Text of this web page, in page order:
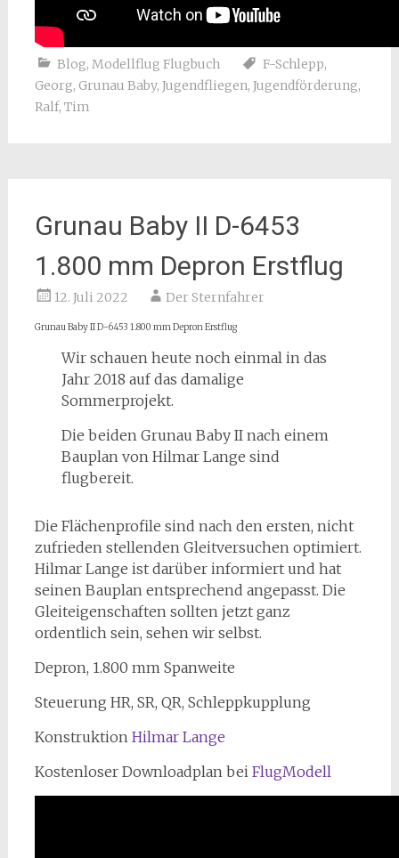
Blog, Modellflug Flugbuch F-Schlepp,
Georg, Grunau Baby, Jugendfliegen, Jugendförderung,
Ralf, Tim
Grunau Baby II D-6453
1.800 mm Depron Erstflug
12. Juli 2022 Der Sternfahrer
Grunau Baby II D-6453 1.800 mm Depron Erstflug
Wir schauen heute noch einmal in das
Jahr 2018 auf das damalige
Sommerprojekt.
Die beiden Grunau Baby II nach einem
Bauplan von Hilmar Lange sind
flugbereit.
Die Flächenprofile sind nach den ersten, nicht
zufrieden stellenden Gleitversuchen optimiert.
Hilmar Lange ist darüber informiert und hat
seinen Bauplan entsprechend angepasst. Die
Gleiteigenschaften sollten jetzt ganz
ordentlich sein, sehen wir selbst.
Depron, 1.800 mm Spanweite
Steuerung HR, SR, QR, Schleppkupplung
Konstruktion Hilmar Lange
Kostenloser Downloadplan bei FlugModell